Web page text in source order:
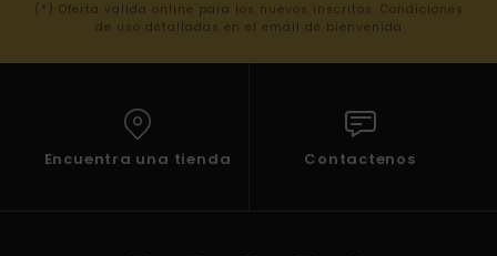
(*) Oferta valida online para los nuevos inscritos. Condiciones
de uso detalladas en el email de bienvenida
Encuentra una tienda Contactenos